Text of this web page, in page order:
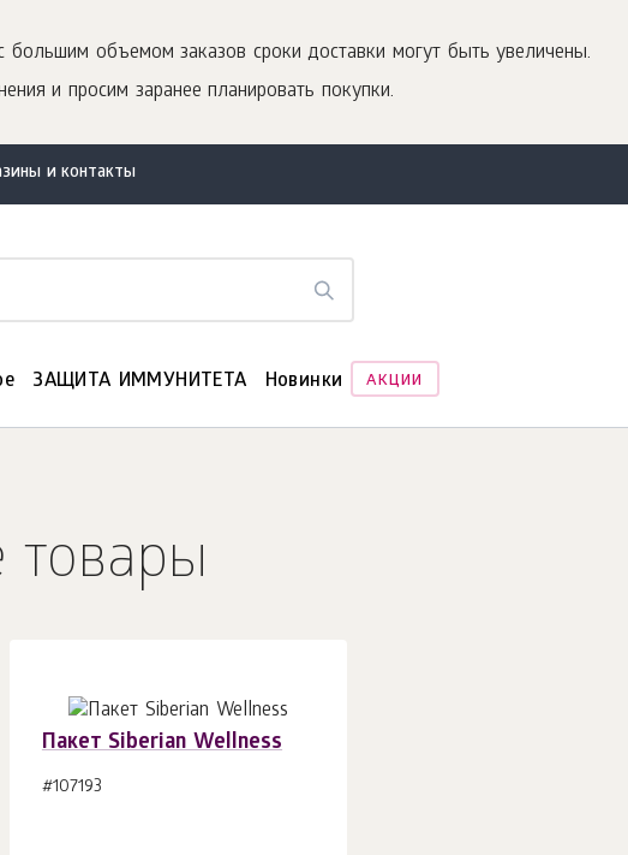
объемом заказов сроки доставки могут быть увеличены.
и просим заранее планировать покупки.
и контакты
ЗАЩИТА ИММУНИТЕТА Новинки АКЦИИ
товары
Пакет Siberian Wellness
#107193